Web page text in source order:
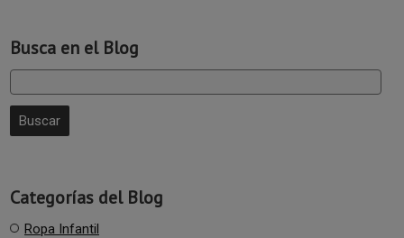
Busca en el Blog
Categorías del Blog
Ropa Infantil